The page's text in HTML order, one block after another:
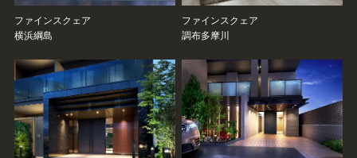
ファインスクェア
横浜綱島
ファインスクェア
調布多摩川